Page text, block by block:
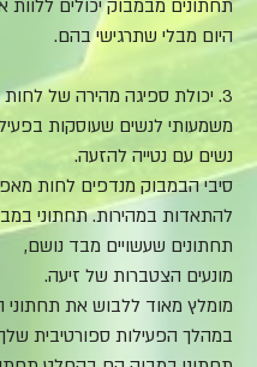
תחתונים מבמבוק יכולים ללוות
היום מבלי שתרגישי בהם.
3. יכולת ספיגה מהירה של לחות
משמעותי לנשים שעוסקות
נשים עם נטייה להזעה.
סיבי הבמבוק מנדפים לחות
להתאדות במהירות. תחתוני
תחתונים שעשויים מבד נושם,
מונעים הצטברות של זיעה.
מומלץ מאוד ללבוש את תחתוני
במהלך הפעילות ספורטיבית